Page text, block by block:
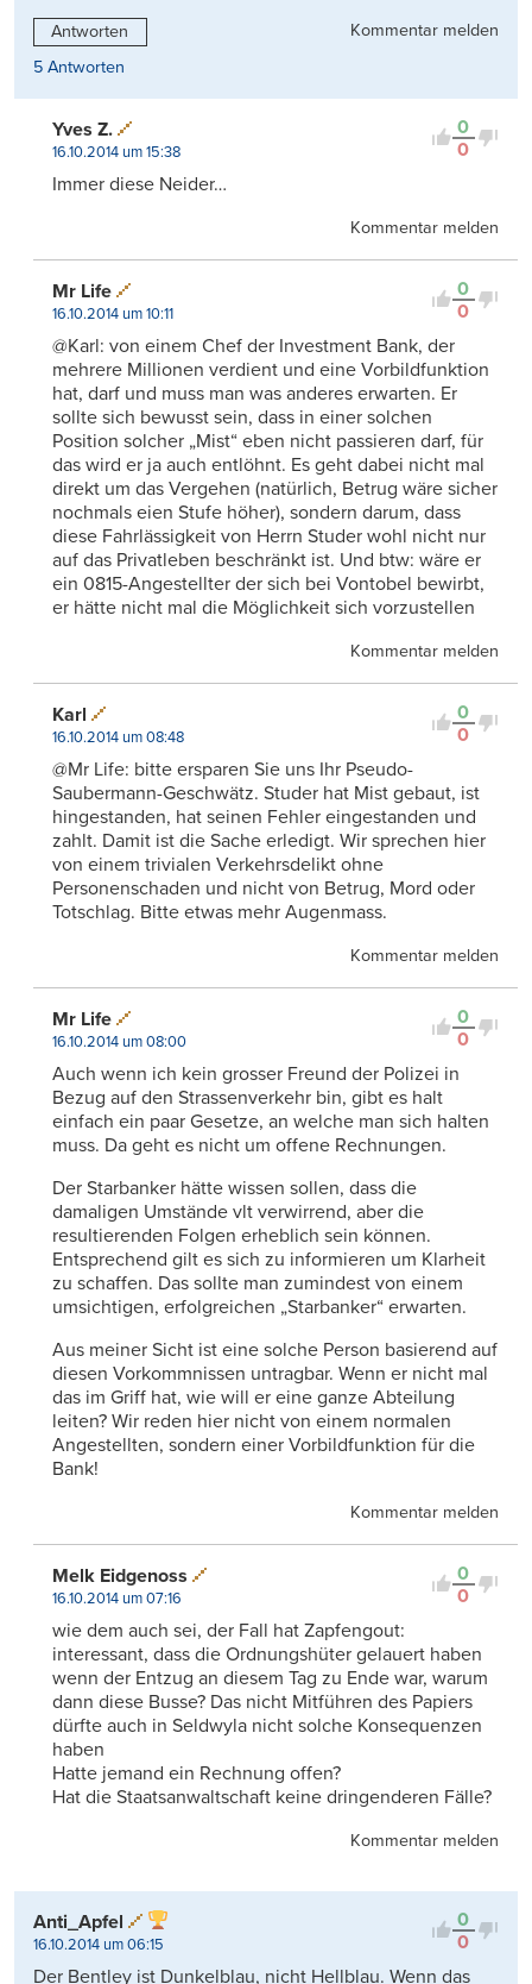
Antworten
Kommentar melden
5 Antworten
0
0
Yves Z.
16.10.2014 um 15:38
Immer diese Neider…
Kommentar melden
0
0
Mr Life
16.10.2014 um 10:11
@Karl: von einem Chef der Investment Bank, der
mehrere Millionen verdient und eine Vorbildfunktion
hat, darf und muss man was anderes erwarten. Er
sollte sich bewusst sein, dass in einer solchen
Position solcher „Mist“ eben nicht passieren darf, für
das wird er ja auch entlöhnt. Es geht dabei nicht mal
direkt um das Vergehen (natürlich, Betrug wäre sicher
nochmals eien Stufe höher), sondern darum, dass
diese Fahrlässigkeit von Herrn Studer wohl nicht nur
auf das Privatleben beschränkt ist. Und btw: wäre er
ein 0815-Angestellter der sich bei Vontobel bewirbt,
er hätte nicht mal die Möglichkeit sich vorzustellen
Kommentar melden
0
0
Karl
16.10.2014 um 08:48
@Mr Life: bitte ersparen Sie uns Ihr Pseudo-
Saubermann-Geschwätz. Studer hat Mist gebaut, ist
hingestanden, hat seinen Fehler eingestanden und
zahlt. Damit ist die Sache erledigt. Wir sprechen hier
von einem trivialen Verkehrsdelikt ohne
Personenschaden und nicht von Betrug, Mord oder
Totschlag. Bitte etwas mehr Augenmass.
Kommentar melden
0
0
Mr Life
16.10.2014 um 08:00
Auch wenn ich kein grosser Freund der Polizei in
Bezug auf den Strassenverkehr bin, gibt es halt
einfach ein paar Gesetze, an welche man sich halten
muss. Da geht es nicht um offene Rechnungen.
Der Starbanker hätte wissen sollen, dass die
damaligen Umstände vlt verwirrend, aber die
resultierenden Folgen erheblich sein können.
Entsprechend gilt es sich zu informieren um Klarheit
zu schaffen. Das sollte man zumindest von einem
umsichtigen, erfolgreichen „Starbanker“ erwarten.
Aus meiner Sicht ist eine solche Person basierend auf
diesen Vorkommnissen untragbar. Wenn er nicht mal
das im Griff hat, wie will er eine ganze Abteilung
leiten? Wir reden hier nicht von einem normalen
Angestellten, sondern einer Vorbildfunktion für die
Bank!
Kommentar melden
0
0
Melk Eidgenoss
16.10.2014 um 07:16
wie dem auch sei, der Fall hat Zapfengout:
interessant, dass die Ordnungshüter gelauert haben
wenn der Entzug an diesem Tag zu Ende war, warum
dann diese Busse? Das nicht Mitführen des Papiers
dürfte auch in Seldwyla nicht solche Konsequenzen
haben
Hatte jemand ein Rechnung offen?
Hat die Staatsanwaltschaft keine dringenderen Fälle?
Kommentar melden
0
0
Anti_Apfel
16.10.2014 um 06:15
Der Bentley ist Dunkelblau, nicht Hellblau. Wenn das